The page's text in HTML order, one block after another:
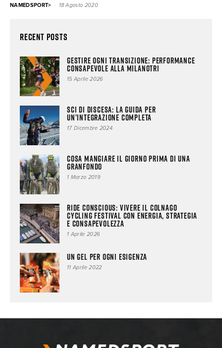
NAMEDSPORT> - 18 Agosto 2020
Recent Posts
Gestire ogni transizione: performance
consapevole alla MilanoTRI
15 Aprile 2026
Sci di discesa: la guida per
un’integrazione completa
17 Dicembre 2024
Cosa mangiare il giorno prima di una
Granfondo
1 Marzo 2019
Ride conscious: vivere il Colnago
Cycling Festival con energia, strategia
e consapevolezza
1 Aprile 2026
Un gel per ogni esigenza
11 Aprile 2022